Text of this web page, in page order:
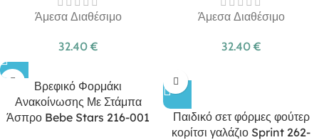
Άμεσα Διαθέσιμο
32.40 €
Άμεσα Διαθέσιμο
32.40 €
Βρεφικό Φορμάκι
Ανακοίνωσης Με Στάμπα
Άσπρο Bebe Stars 216-001
Παιδικό σετ φόρμες φούτερ
κορίτσι γαλάζιο Sprint 262-